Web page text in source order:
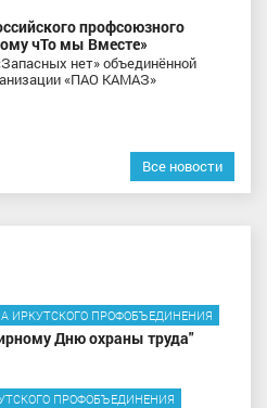
профсоюзного
чТо мы Вместе»
нет» объединённой
«ПАО КАМАЗ»
Все новости
ИРКУТСКОГО ПРОФОБЪЕДИНЕНИЯ
Дню охраны труда"
ПРОФОБЪЕДИНЕНИЯ